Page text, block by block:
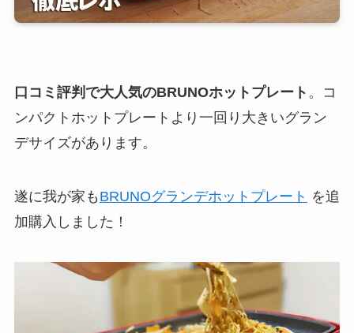
口コミ評判で大人気のBRUNOホットプレート 。コ
ンパクトホットプレートより一回り大きいグラン
デサイズがあります。
遂に我が家も BRUNOグランデホットプレート を追
加購入しました！